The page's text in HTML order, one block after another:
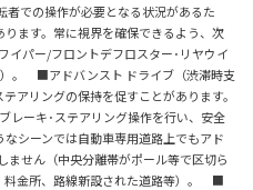
者での操作が必要となる状況があるた
ます。常に視界を確保できるよう、次
イパー/フロントデフロスター･リヤウイ
。 ■アドバンスト ドライブ（渋滞時支
アリングの保持を促すことがあります。
レーキ･ステアリング操作を行い、安全
シーンでは自動車専用道路上でもアド
ません（中央分離帯がポール等で区切ら
料金所、路線新設された道路等）。 ■